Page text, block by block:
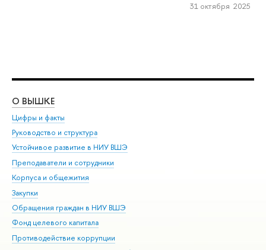
31 октября 2025
О ВЫШКЕ
Цифры и факты
Руководство и структура
Устойчивое развитие в НИУ ВШЭ
Преподаватели и сотрудники
Корпуса и общежития
Закупки
Обращения граждан в НИУ ВШЭ
Фонд целевого капитала
Противодействие коррупции